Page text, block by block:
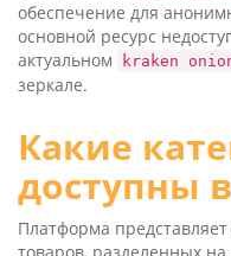
обеспечение для
основной ресурс
актуальном
kraken
зеркале.
Какие
доступны
Платформа